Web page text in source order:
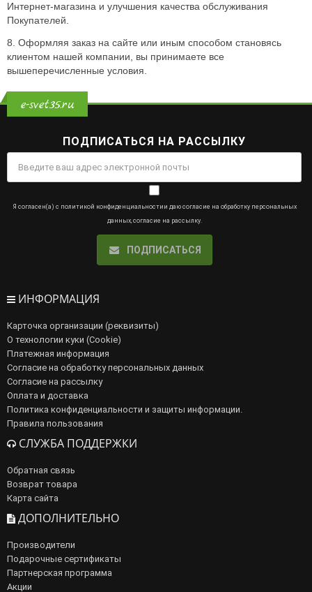
Интернет-магазина и улучшения качества обслуживания
Покупателей.
8. Оформляя заказ на сайте или иным способом становясь
клиентом нашей компании, вы принимаете все
вышеперечисленные условия.
e-svet35.ru
ПОДПИСАТЬСЯ НА РАССЫЛКУ
Я согласен(а) с политикой конфиденциальности и даю согласие на обработку персональных
данных, согласие на рассылку.
ПОДПИСАТЬСЯ
ИНФОРМАЦИЯ
Карточка организации (реквизиты)
О технологии куки (Cookie)
Платежная информация
Согласие на обработку персональных данных
Согласие на рассылку
Оплата и доставка
Политика конфиденциальности и защиты информации.
Правила пользования
СЛУЖБА ПОДДЕРЖКИ
Обратная связь
Возврат товара
Карта сайта
ДОПОЛНИТЕЛЬНО
Производители
Подарочные сертификаты
Партнерская программа
Акции